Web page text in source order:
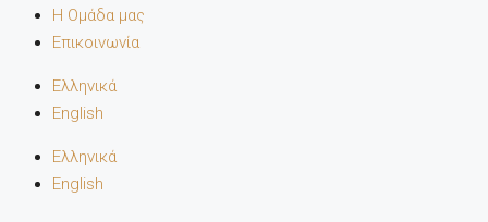
Η Ομάδα μας
Επικοινωνία
Ελληνικά
English
Ελληνικά
English